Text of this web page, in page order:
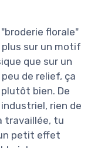
florale"
sur un motif
que sur un
de relief, ça
bien. De
rien de
travaillée, tu
petit effet